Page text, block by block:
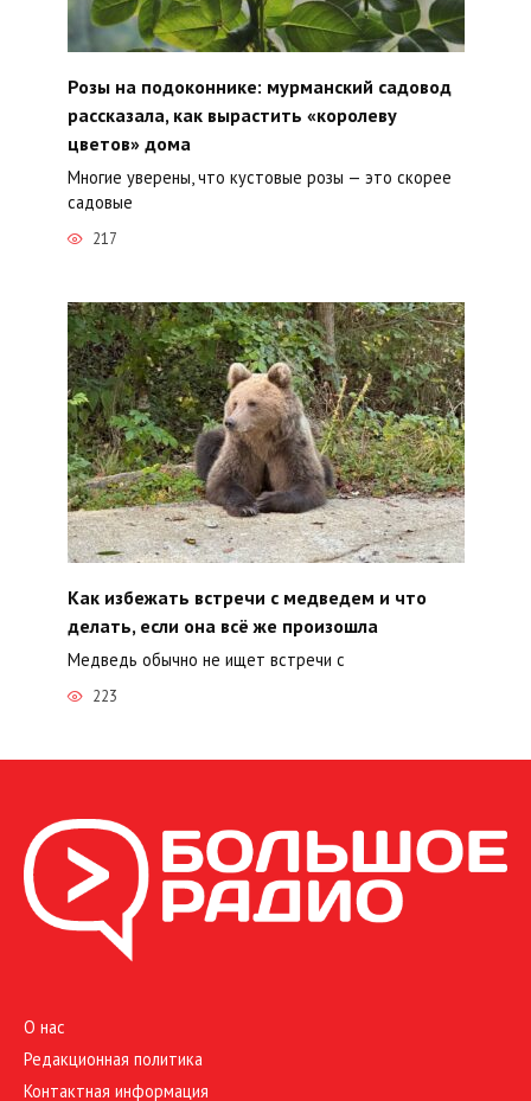
Розы на подоконнике: мурманский садовод
рассказала, как вырастить «королеву
цветов» дома
Многие уверены, что кустовые розы — это скорее
садовые
217
Как избежать встречи с медведем и что
делать, если она всё же произошла
Медведь обычно не ищет встречи с
223
О нас
Редакционная политика
Контактная информация